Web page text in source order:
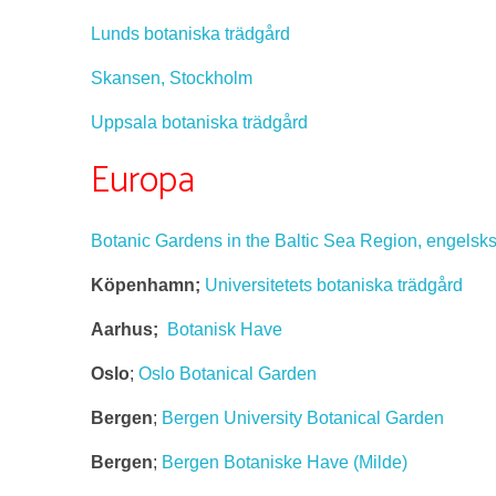
Lunds botaniska trädgård
Skansen, Stockholm
Uppsala botaniska trädgård
Europa
Botanic Gardens in the Baltic Sea Region,
Köpenhamn; Universitetets botaniska trädgård
Aarhus; Botanisk Have
Oslo; Oslo Botanical Garden
Bergen; Bergen University Botanical Garden
Bergen; Bergen Botaniske Have (Milde)